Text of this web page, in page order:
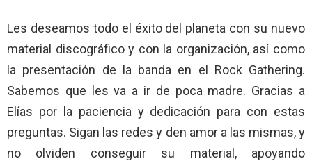
Les deseamos todo el éxito del planeta con su nuevo
material discográfico y con la organización, así como
la presentación de la banda en el Rock Gathering.
Sabemos que les va a ir de poca madre. Gracias a
Elías por la paciencia y dedicación para con estas
preguntas. Sigan las redes y den amor a las mismas, y
no olviden conseguir su material, apoyando